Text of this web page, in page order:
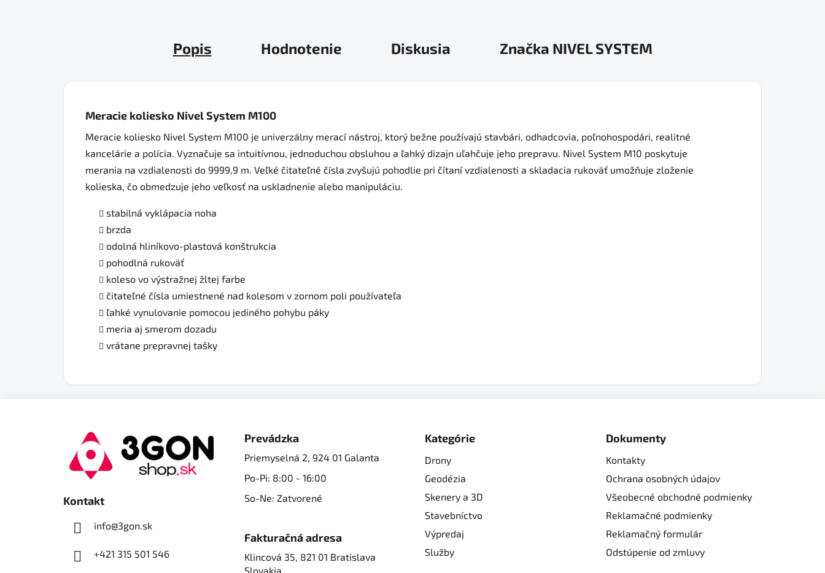
Popis Hodnotenie Diskusia Značka NIVEL SYSTEM
Meracie koliesko Nivel System M100
Meracie koliesko Nivel System M100 je univerzálny merací nástroj, ktorý bežne používajú stavbári, odhadcovia, poľnohospodári, realitné
kancelárie a polícia. Vyznačuje sa intuitívnou, jednoduchou obsluhou a ľahký dizajn uľahčuje jeho prepravu. Nivel System M10 poskytuje
merania na vzdialenosti do 9999,9 m. Veľké čitateľné čísla zvyšujú pohodlie pri čítaní vzdialenosti a skladacia rukoväť umožňuje zloženie
kolieska, čo obmedzuje jeho veľkosť na uskladnenie alebo manipuláciu.
stabilná vyklápacia noha
brzda
odolná hliníkovo-plastová konštrukcia
pohodlná rukoväť
koleso vo výstražnej žltej farbe
čitateľné čísla umiestnené nad kolesom v zornom poli používateľa
ľahké vynulovanie pomocou jediného pohybu páky
meria aj smerom dozadu
vrátane prepravnej tašky
Kontakt
info@3gon.sk
+421 315 501 546
Prevádzka
Priemyselná 2, 924 01 Galanta
Po-Pi: 8:00 - 16:00
So-Ne: Zatvorené
Fakturačná adresa
Klincová 35, 821 01 Bratislava
Slovakia
Kategórie
Drony
Geodézia
Skenery a 3D
Stavebníctvo
Výpredaj
Služby
Dokumenty
Kontakty
Ochrana osobných údajov
Všeobecné obchodné podmienky
Reklamačné podmienky
Reklamačný formulár
Odstúpenie od zmluvy